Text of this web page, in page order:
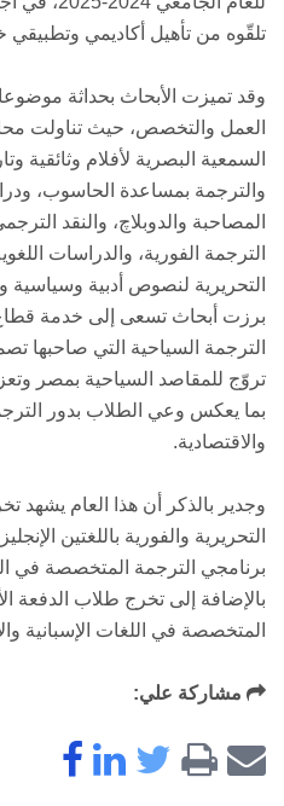
تلقّوه من تأهيل أكاديمي
وقد تميزت الأبحاث بحداثة
العمل والتخصص، حيث تناولت
السمعية البصرية لأفلام وثائقية
والترجمة بمساعدة الحاسوب،
المصاحبة والدوبلاچ، والنقد
الترجمة الفورية، والدراسات
التحريرية لنصوص أدبية وسياسية
برزت أبحاث تسعى إلى خدمة
الترجمة السياحية التي صاحبها
تروّج للمقاصد السياحية بمصر
بما يعكس وعي الطلاب بدور
والاقتصادية.
وجدير بالذكر أن هذا العام يشهد
التحريرية والفورية باللغتين
برنامجي الترجمة المتخصصة في
بالإضافة إلى تخرج طلاب الدفعة
المتخصصة في اللغات الإسبانية
مشاركة علي: